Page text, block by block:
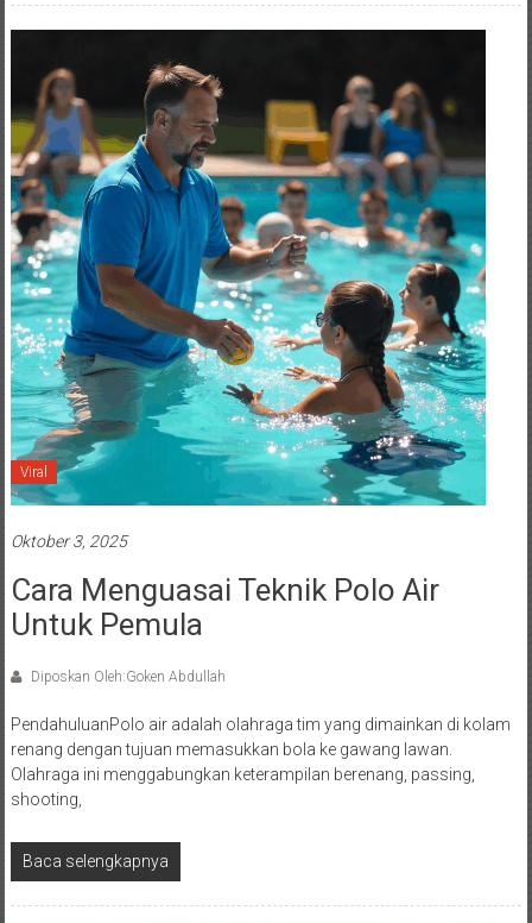
Viral
Oktober 3, 2025
Cara Menguasai Teknik Polo Air
Untuk Pemula
Diposkan Oleh:Goken Abdullah
PendahuluanPolo air adalah olahraga tim yang dimainkan di kolam
renang dengan tujuan memasukkan bola ke gawang lawan.
Olahraga ini menggabungkan keterampilan berenang, passing,
shooting,
Baca selengkapnya